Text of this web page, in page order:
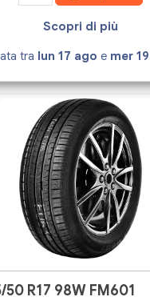
Scopri di più
tra lun 17 ago e mer
R17 98W FM601